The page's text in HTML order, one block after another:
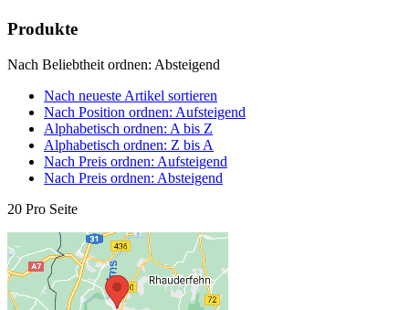
Produkte
Nach Beliebtheit ordnen: Absteigend
Nach neueste Artikel sortieren
Nach Position ordnen: Aufsteigend
Alphabetisch ordnen: A bis Z
Alphabetisch ordnen: Z bis A
Nach Preis ordnen: Aufsteigend
Nach Preis ordnen: Absteigend
20 Pro Seite